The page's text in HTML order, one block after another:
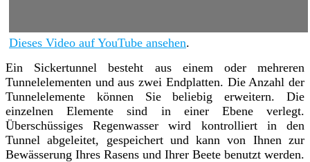
Dieses Video auf YouTube ansehen.
Ein Sickertunnel besteht aus einem oder mehreren
Tunnelelementen und aus zwei Endplatten. Die Anzahl der
Tunnelelemente können Sie beliebig erweitern. Die
einzelnen Elemente sind in einer Ebene verlegt.
Überschüssiges Regenwasser wird kontrolliert in den
Tunnel abgeleitet, gespeichert und kann von Ihnen zur
Bewässerung Ihres Rasens und Ihrer Beete benutzt werden.